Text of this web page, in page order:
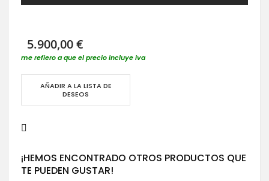
5.900,00 €
me refiero a que el precio incluye iva
AÑADIR A LA LISTA DE
DESEOS
¡HEMOS ENCONTRADO OTROS PRODUCTOS QUE
TE PUEDEN GUSTAR!